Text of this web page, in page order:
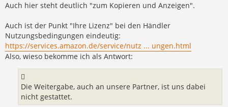
Auch hier steht deutlich "zum Kopieren und Anzeigen".
Auch ist der Punkt "Ihre Lizenz" bei den Händler
Nutzungsbedingungen eindeutig:
https://services.amazon.de/service/nutz ... ungen.html
Also, wieso bekomme ich als Antwort:
Die Weitergabe, auch an unsere Partner, ist uns dabei
nicht gestattet.